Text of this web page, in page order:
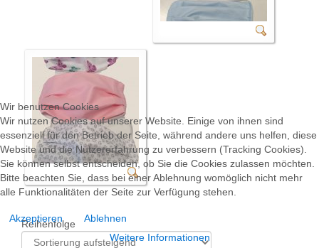
Reihenfolge
Wir benutzen Cookies
Wir nutzen Cookies auf unserer Website. Einige von ihnen sind
essenziell für den Betrieb der Seite, während andere uns helfen, diese
Website und die Nutzererfahrung zu verbessern (Tracking Cookies).
Sie können selbst entscheiden, ob Sie die Cookies zulassen möchten.
Bitte beachten Sie, dass bei einer Ablehnung womöglich nicht mehr
alle Funktionalitäten der Seite zur Verfügung stehen.
Akzeptieren
Ablehnen
Weitere Informationen